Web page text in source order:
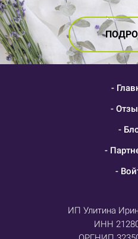
-
-
-
-
-
ИП Улитина
ИНН